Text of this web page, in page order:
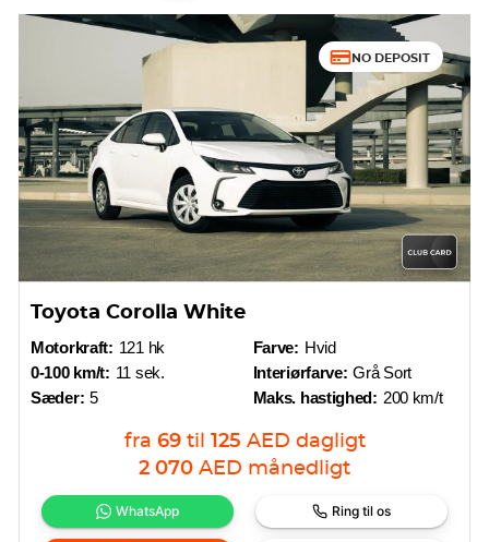
NO DEPOSIT
Toyota Corolla White
Motorkraft: 121 hk
0-100 km/t: 11 sek.
Sæder: 5
Farve: Hvid
Interiørfarve: Grå Sort
Maks. hastighed: 200 km/t
fra 69 til 125 AED dagligt
2 070 AED månedligt
WhatsApp Ring til os